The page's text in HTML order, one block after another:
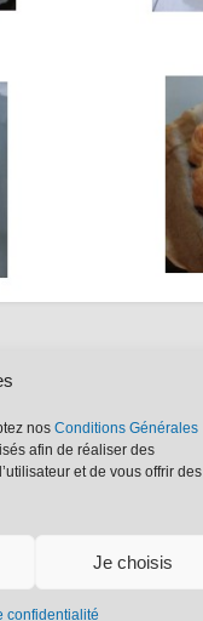
nos Conditions Générales
afin de réaliser des
et de vous offrir des
Je choisis
confidentialité
Actualités
FAQ